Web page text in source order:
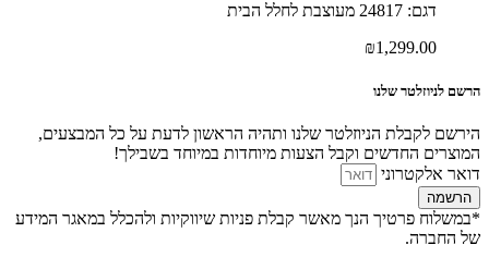
דגם: 24817 מעוצבת לחלל הבית
₪1,299.00
הרשם לניוזלטר שלנו
הירשם לקבלת הניוזלטר שלנו ותהיה הראשון לדעת על כל המבצעים,
המוצרים החדשים וקבל הצעות מיוחדות במיוחד בשבילך!
דואר אלקטרוני
הרשמה
*במשלוח פרטיך הנך מאשר קבלת פניות שיווקיות ולהכלל במאגר המידע
של החברה.